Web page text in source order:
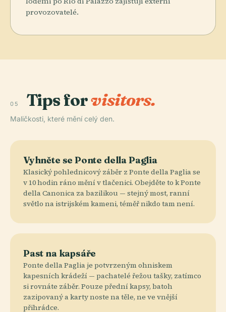
provozovatelé.
05 Tips forvisitors.
Maličkosti, které mění celý den.
Vyhněte se Ponte della Paglia
Klasický pohlednicový záběr z Ponte della Paglia se
v 10 hodin ráno mění v tlačenici. Obejděte to k Ponte
della Canonica za bazilikou — stejný most, ranní
světlo na istrijském kameni, téměř nikdo tam není.
Past na kapsáře
Ponte della Paglia je potvrzeným ohniskem
kapesních krádeží — pachatelé řežou tašky, zatímco
si rovnáte záběr. Pouze přední kapsy, batoh
zazipovaný a karty noste na těle, ne ve vnější
přihrádce.